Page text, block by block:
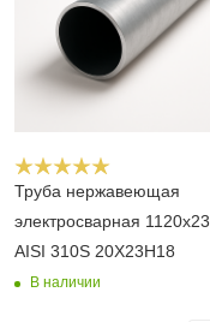
Труба нержавеющая
электросварная 1120х23
AISI 310S 20Х23Н18
В наличии